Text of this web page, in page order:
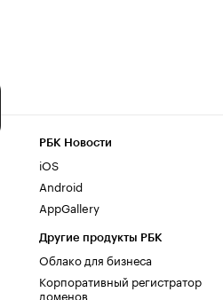
РБК Новости
iOS
Android
AppGallery
Другие продукты РБК
Облако для бизнеса
Корпоративный регистратор
доменов